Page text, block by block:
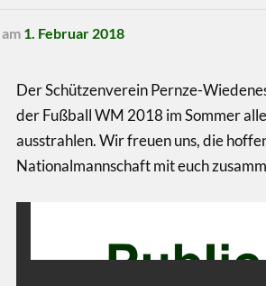
am 1. Februar 2018
Der Schützenverein Pernze-
der Fußball WM 2018 im Sommer
ausstrahlen. Wir freuen uns, die
Nationalmannschaft mit euch